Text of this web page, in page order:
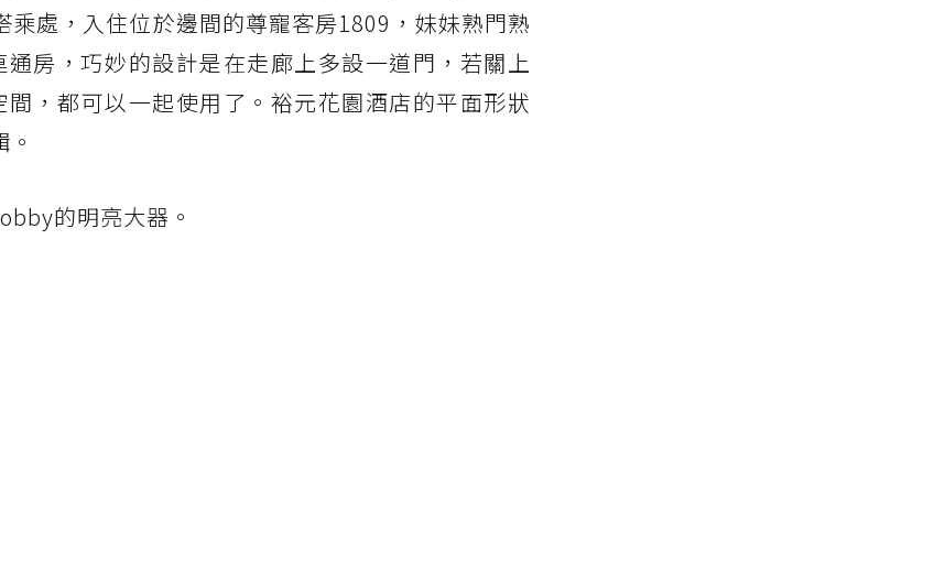
處，入住位於邊間的尊寵客房1809，妹妹熟門熟
房，巧妙的設計是在走廊上多設一道門，若關上
，都可以一起使用了。裕元花園酒店的平面形狀
的明亮大器。